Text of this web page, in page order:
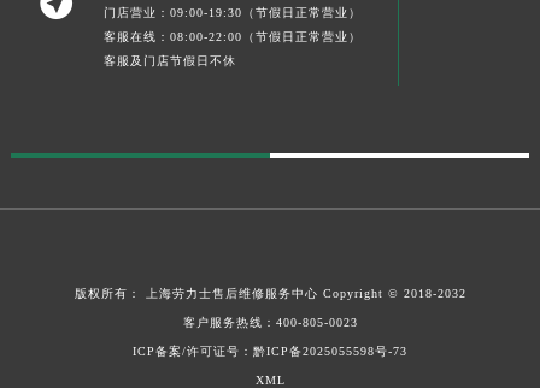
门店营业：09:00-19:30（节假日正常营业）
客服在线：08:00-22:00（节假日正常营业）
客服及门店节假日不休
版权所有： 上海劳力士售后维修服务中心 Copyright © 2018-2032
客户服务热线： 400-805-0023
ICP备案/许可证号：黔ICP备2025055598号-73
XML